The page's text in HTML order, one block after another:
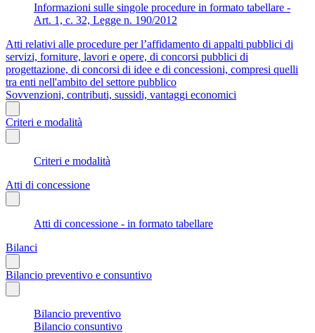
Informazioni sulle singole procedure in formato tabellare -
Art. 1, c. 32, Legge n. 190/2012
Atti relativi alle procedure per l’affidamento di appalti pubblici di
servizi, forniture, lavori e opere, di concorsi pubblici di
progettazione, di concorsi di idee e di concessioni, compresi quelli
tra enti nell'ambito del settore pubblico
Sovvenzioni, contributi, sussidi, vantaggi economici
Criteri e modalità
Criteri e modalità
Atti di concessione
Atti di concessione - in formato tabellare
Bilanci
Bilancio preventivo e consuntivo
Bilancio preventivo
Bilancio consuntivo